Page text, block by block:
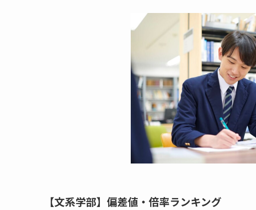
【文系学部】偏差値・倍率ランキング